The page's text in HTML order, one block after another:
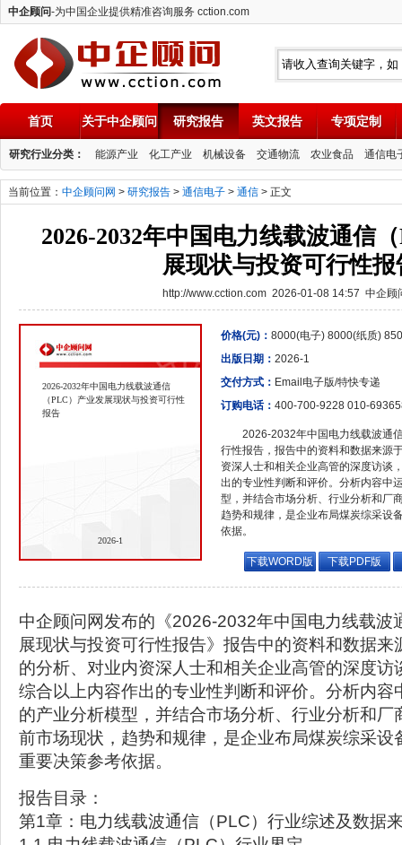
中企顾问-为中国企业提供精准咨询服务 cction.com
中企顾问
首页 关于中企顾问 研究报告 英文报告 专项定制
研究行业分类： 能源产业 化工产业 机械设备 交通物流 农业食品 通信电
当前位置： 中企顾问网 > 研究报告 > 通信电子 > 通信 > 正文
2026-2032年中国电力线载波通信
展现状与投资可行性报
http://www.cction.com 2026-01-08 14:57 中企顾
2026-2032年中国电力线载波通信
（PLC）产业发展现状与投资可行性
报告
2026-1
价格(元)： 8000(电子) 8000(纸质)
出版日期： 2026-1
交付方式： Email电子版/特快专递
订购电话： 400-700-9228 010-
2026-2032年中国电力线载波通
行性报告，报告中的资料和数据来源
资深人士和相关企业高管的深度访谈
出的专业性判断和评价。分析内容中
型，并结合市场分析、行业分析和厂
趋势和规律，是企业布局煤炭综采设
依据。
下载WORD版 下载PDF版
中企顾问网发布的《2026-2032年中国电力线载波
展现状与投资可行性报告》报告中的资料和数据来
的分析、对业内资深人士和相关企业高管的深度访
综合以上内容作出的专业性判断和评价。分析内容
的产业分析模型，并结合市场分析、行业分析和厂
前市场现状，趋势和规律，是企业布局煤炭综采设
重要决策参考依据。
报告目录：
第1章：电力线载波通信（PLC）行业综述及数据